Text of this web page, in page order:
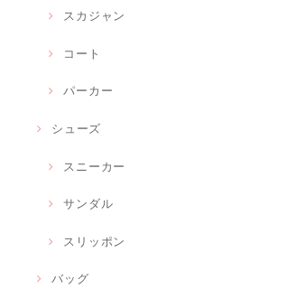
スカジャン
コート
パーカー
シューズ
スニーカー
サンダル
スリッポン
バッグ